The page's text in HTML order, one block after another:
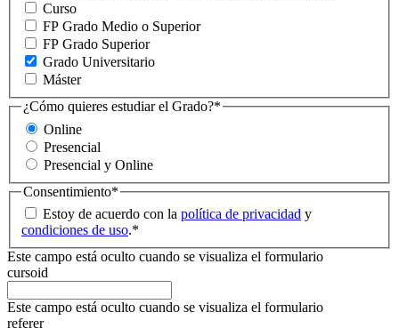
Curso
FP Grado Medio o Superior
FP Grado Superior
Grado Universitario
Máster
¿Cómo quieres estudiar el Grado?*
Online
Presencial
Presencial y Online
Consentimiento*
Estoy de acuerdo con la política de privacidad y
condiciones de uso.*
Este campo está oculto cuando se visualiza el formulario
cursoid
Este campo está oculto cuando se visualiza el formulario
referer